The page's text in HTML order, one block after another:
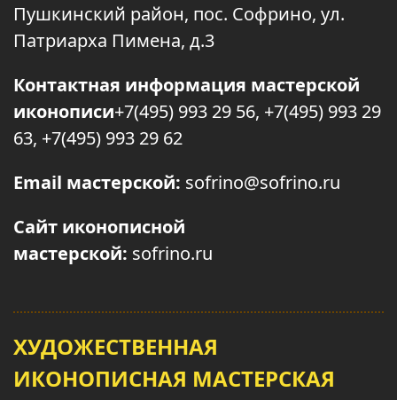
Пушкинский район, пос. Софрино, ул.
Патриарха Пимена, д.3
Контактная информация мастерской
иконописи+7(495) 993 29 56, +7(495) 993 29
63, +7(495) 993 29 62
Email мастерской: sofrino@sofrino.ru
Сайт иконописной
мастерской: sofrino.ru
ХУДОЖЕСТВЕННАЯ
ИКОНОПИСНАЯ МАСТЕРСКАЯ